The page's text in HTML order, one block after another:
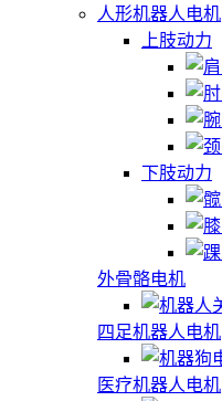
人形机器人电机
上肢动力
下肢动力
外骨骼电机
四足机器人电机
医疗机器人电机